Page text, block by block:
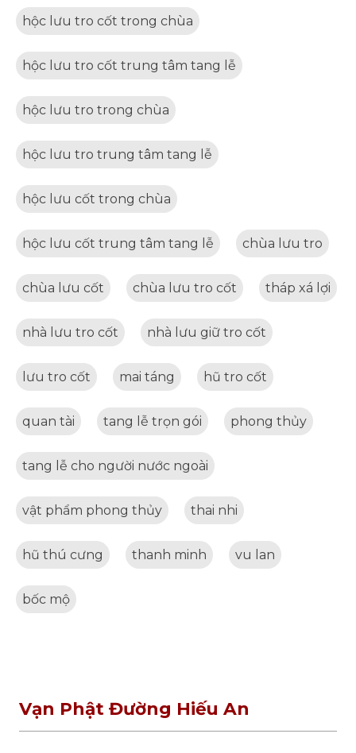
hộc lưu tro cốt trong chùa
hộc lưu tro cốt trung tâm tang lễ
hộc lưu tro trong chùa
hộc lưu tro trung tâm tang lễ
hộc lưu cốt trong chùa
hộc lưu cốt trung tâm tang lễ chùa lưu tro
chùa lưu cốt chùa lưu tro cốt tháp xá lợi
nhà lưu tro cốt nhà lưu giữ tro cốt
lưu tro cốt mai táng hũ tro cốt
quan tài tang lễ trọn gói phong thủy
tang lễ cho người nước ngoài
vật phẩm phong thủy thai nhi
hũ thú cưng thanh minh vu lan
bốc mộ
Vạn Phật Đường Hiếu An